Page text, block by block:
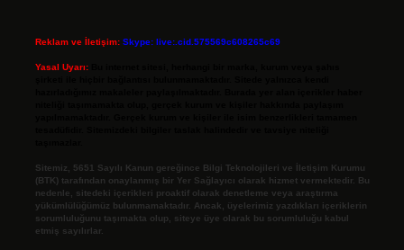
Reklam ve İletişim: Skype: live:.cid.575569c608265c69
Yasal Uyarı:
Sitemiz, 5651 Sayılı Kanun gereğince Bilgi Teknolojileri ve İletişim Kurumu
(BTK) tarafından onaylanmış bir Yer Sağlayıcı olarak hizmet vermektedir. Bu
nedenle, sitedeki içerikleri proaktif olarak denetleme veya araştırma
yükümlülüğümüz bulunmamaktadır. Ancak, üyelerimiz yazdıkları içeriklerin
sorumluluğunu taşımakta olup, siteye üye olarak bu sorumluluğu kabul
etmiş sayılırlar.